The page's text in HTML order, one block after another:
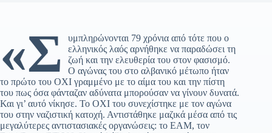
«Σ
υμπληρώνονται 79 χρόνια από τότε που ο
ελληνικός λαός αρνήθηκε να παραδώσει τη
ζωή και την ελευθερία του στον φασισμό.
Ο αγώνας του στο αλβανικό μέτωπο ήταν
το πρώτο του ΟΧΙ γραμμένο με το αίμα του και την πίστη
του πως όσα φάνταζαν αδύνατα μπορούσαν να γίνουν δυνατά.
Και γι’ αυτό νίκησε. Το ΟΧΙ του συνεχίστηκε με τον αγώνα
του στην ναζιστική κατοχή. Αντιστάθηκε μαζικά μέσα από τις
μεγαλύτερες αντιστασιακές οργανώσεις: το ΕΑΜ, τον